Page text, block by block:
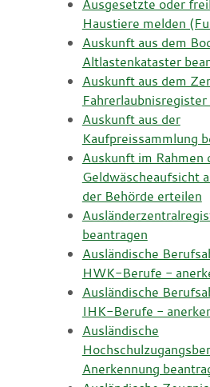
Ausgesetzte oder
Haustiere melden
Auskunft aus dem
Altlastenkataster
Auskunft aus dem
Auskunft aus der
Kaufpreissammlung
Auskunft im Rahmen
Geldwäscheaufsicht
der Behörde erteilen
beantragen
Ausländische
HWK-Berufe -
Ausländische
IHK-Berufe -
Ausländische
Anerkennung